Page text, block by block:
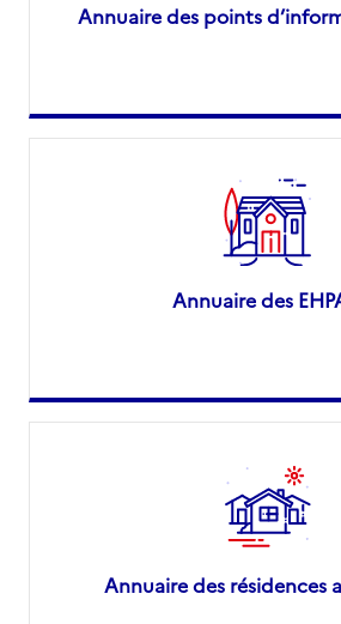
Annuaire des points
Annuaire des
Annuaire des résidences